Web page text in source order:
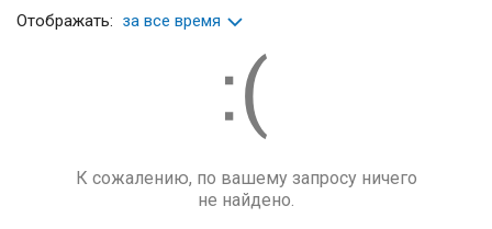
Отображать: за все время
К сожалению, по вашему запросу ничего
не найдено.